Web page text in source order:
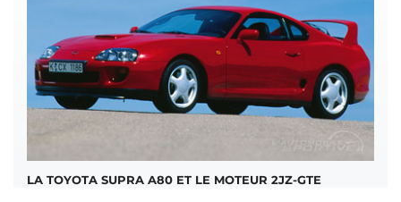
LA TOYOTA SUPRA A80 ET LE MOTEUR 2JZ-GTE